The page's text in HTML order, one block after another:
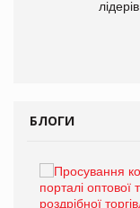
лідерів
БЛОГИ